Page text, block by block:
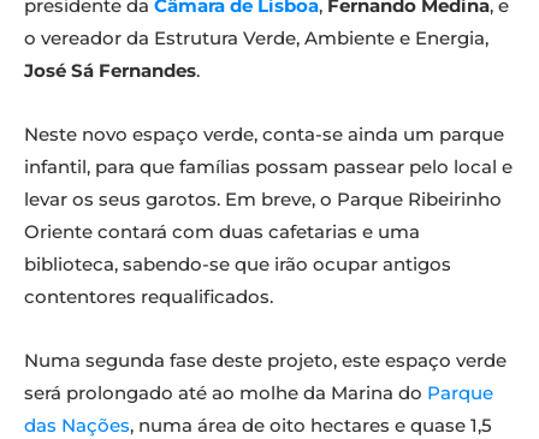
presidente da Câmara de Lisboa, Fernando Medina, e
o vereador da Estrutura Verde, Ambiente e Energia,
José Sá Fernandes.
Neste novo espaço verde, conta-se ainda um parque
infantil, para que famílias possam passear pelo local e
levar os seus garotos. Em breve, o Parque Ribeirinho
Oriente contará com duas cafetarias e uma
biblioteca, sabendo-se que irão ocupar antigos
contentores requalificados.
Numa segunda fase deste projeto, este espaço verde
será prolongado até ao molhe da Marina do Parque
das Nações, numa área de oito hectares e quase 1,5